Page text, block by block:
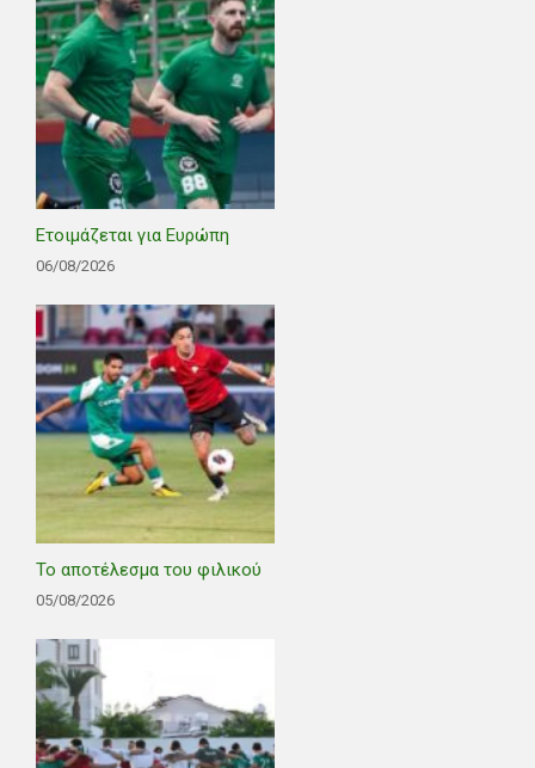
Ετοιμάζεται για Ευρώπη
06/08/2026
Το αποτέλεσμα του φιλικού
05/08/2026